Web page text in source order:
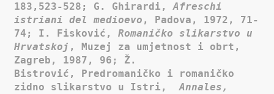
183,523-528; G. Ghirardi,Afreschi
istriani del medioevo , Padova, 1972, 71-
74; I. Fisković, Romaničko slikarstvo u
Hrvatskoj , Muzej za umjetnost i obrt,
Zagreb, 1987, 96; Ž.
Bistrović, Predromaničko i romaničko
zidno slikarstvo u Istri,Annales,